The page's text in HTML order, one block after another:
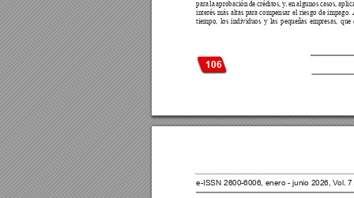
106
para la aprobación de créditos, y, en algunos casos,
interés más altas para compensar el riesgo de impago.
tiempo, los individuos y las pequeñas empresas, que
e-ISSN 2600-6006, enero - junio 2026, Vol. 7